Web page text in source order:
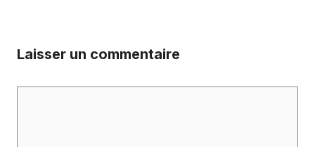
Laisser un commentaire